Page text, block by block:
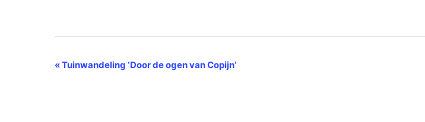
Evenement
«Tuinwandeling ‘Door de ogen van Copijn’